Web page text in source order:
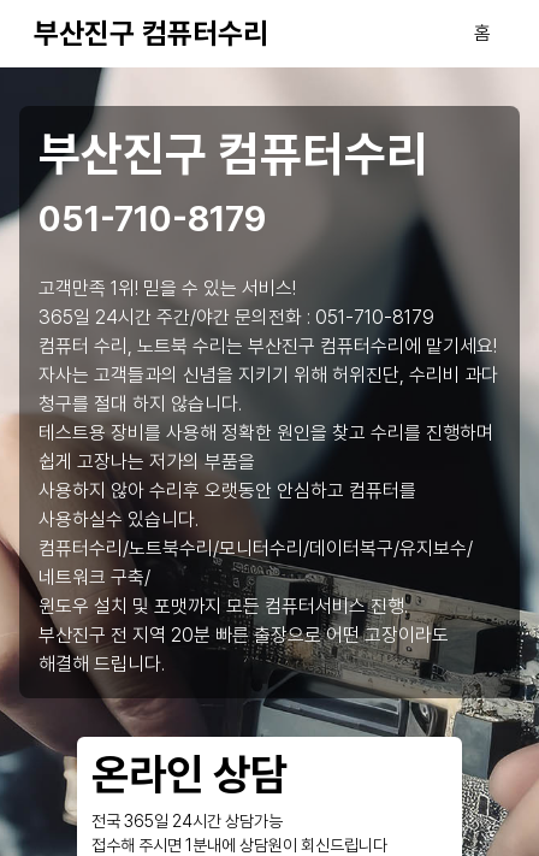
부산진구 컴퓨터수리 홈
부산진구 컴퓨터수리
051-710-8179
고객만족 1위! 믿을 수 있는 서비스!
365일 24시간 주간/야간 문의전화 : 051-710-8179
컴퓨터 수리, 노트북 수리는 부산진구 컴퓨터수리에 맡기세요!
자사는 고객들과의 신념을 지키기 위해 허위진단, 수리비 과다
청구를 절대 하지 않습니다.
테스트용 장비를 사용해 정확한 원인을 찾고 수리를 진행하며
쉽게 고장나는 저가의 부품을
사용하지 않아 수리후 오랫동안 안심하고 컴퓨터를
사용하실수 있습니다.
컴퓨터수리/노트북수리/모니터수리/데이터복구/유지보수/
네트워크 구축/
윈도우 설치 및 포맷까지 모든 컴퓨터서비스 진행.
부산진구 전 지역 20분 빠른 출장으로 어떤 고장이라도
해결해 드립니다.
온라인 상담
전국 365일 24시간 상담가능
접수해 주시면 1분내에 상담원이 회신드립니다